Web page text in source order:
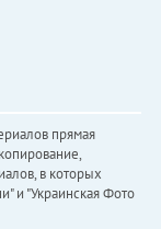
прямая
в которых
и "Украинская Фото